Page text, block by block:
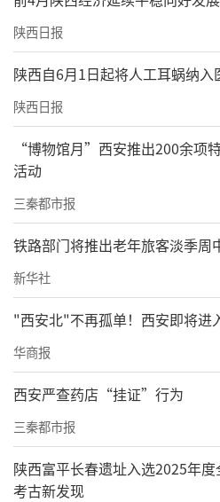
恶变发展成胃癌。2012年
住了两次医院治疗，却
陷入了惶恐不安中。
2015年，一个偶然的机
家传胃科的第五代传人
陕西武警医院副主任医
老胃病的专家，得知魏
己家传五代的一个验方开
没曾想，这一试，效果很
暖暖的，很舒服，同时胃
叮嘱，他坚持服用了
期），所有不适全部消失
现五大老胃病临床指标全
陕西日报
陕西自6月1日起将人工耳蜗纳入
陕西日报
“博物馆月”西安推出200余项
活动
三秦都市报
铁路部门将推出老年旅客淡季周
新华社
"西安北"不再孤单！西安即将进
华商报
西安严查药店“挂证”行为
三秦都市报
陕西富平长春遗址入选2025年度
考古新发现